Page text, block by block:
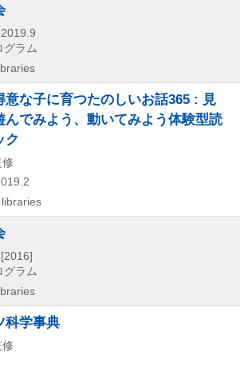
2019.9
グラム
意な子に育つたのしいお話365 : 見
んでみよう、動いてみよう体験型読
ク
[2016]
グラム
科学事典